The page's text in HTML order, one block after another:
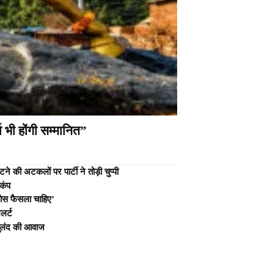
होंगी सम्मानित”
अटकलों पर पार्टी ने तोड़ी चुप्पी
फैसला चाहिए’
की आवाज